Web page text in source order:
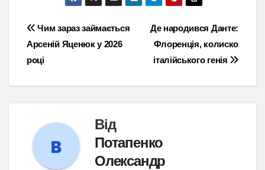
Навігація
записів
Де народився Данте:
Флоренція, колиско
італійського генія
Чим зараз займається
Арсеній Яценюк у 2026
році
Від
Потапенко
Олександр